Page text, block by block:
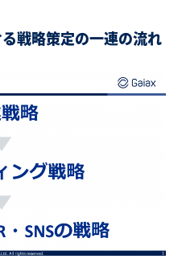
戦略策定の一連の流れ